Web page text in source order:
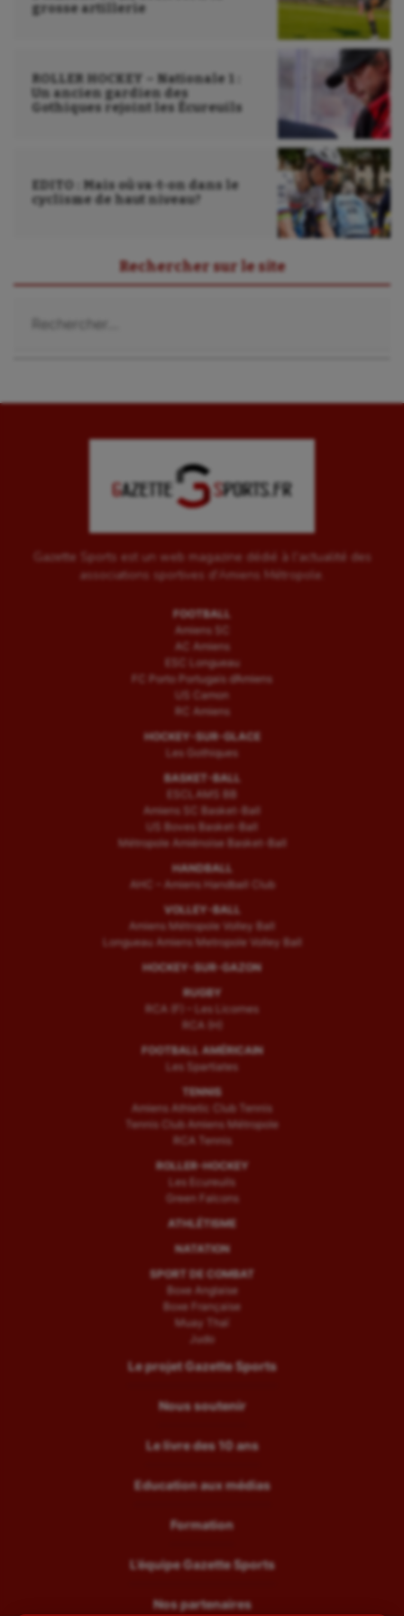
grosse artillerie
ROLLER HOCKEY – Nationale 1 :
Un ancien gardien des
Gothiques rejoint les Écureuils
EDITO : Mais où va-t-on dans le
cyclisme de haut niveau?
Rechercher sur le site
Gazette Sports est un web magazine dédié à l'actualité des
associations sportives d'Amiens Métropole.
FOOTBALL
Amiens SC
AC Amiens
ESC Longueau
FC Porto Portugais d’Amiens
US Camon
RC Amiens
HOCKEY-SUR-GLACE
Les Gothiques
BASKET-BALL
ESCLAMS BB
Amiens SC Basket-Ball
US Boves Basket-Ball
Métropole Amiénoise Basket-Ball
HANDBALL
AHC – Amiens Handball Club
VOLLEY-BALL
Amiens Métropole Volley Ball
Longueau Amiens Metropole Volley Ball
HOCKEY-SUR-GAZON
RUGBY
RCA (F) – Les Licornes
RCA (H)
FOOTBALL AMÉRICAIN
Les Spartiates
TENNIS
Amiens Athletic Club Tennis
Tennis Club Amiens Métropole
RCA Tennis
ROLLER-HOCKEY
Les Ecureuils
Green Falcons
ATHLÉTISME
NATATION
SPORT DE COMBAT
Boxe Anglaise
Boxe Française
Muay Thaï
Judo
Le projet Gazette Sports
Nous soutenir
Le livre des 10 ans
Education aux médias
Formation
L’équipe Gazette Sports
Nos partenaires